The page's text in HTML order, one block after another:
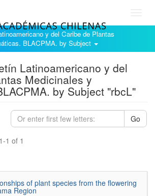
y del Caribe de Plantas
BLACPMA. by Subject
Latinoamericano y del
Medicinales y
by Subject "rbcL"
Go
1 of 1
of plant species from the flowering
Region